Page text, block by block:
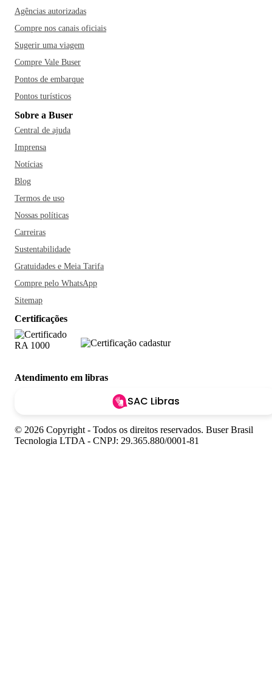
Agências autorizadas
Compre nos canais oficiais
Sugerir uma viagem
Compre Vale Buser
Pontos de embarque
Pontos turísticos
Sobre a Buser
Central de ajuda
Imprensa
Notícias
Blog
Termos de uso
Nossas políticas
Carreiras
Sustentabilidade
Gratuidades e Meia Tarifa
Compre pelo WhatsApp
Sitemap
Certificações
Atendimento em libras
SAC Libras
© 2026 Copyright - Todos os direitos reservados. Buser Brasil
Tecnologia LTDA - CNPJ: 29.365.880/0001-81